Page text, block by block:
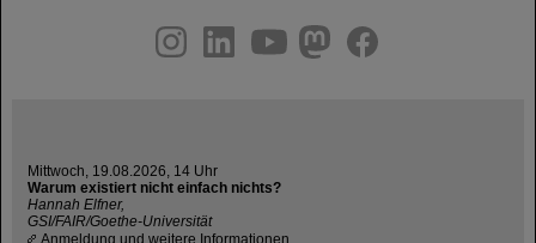
youtube
helmholtz.social
facebook
Mittwoch, 19.08.2026, 14 Uhr
Warum existiert nicht einfach nichts?
Hannah Elfner,
GSI/FAIR/Goethe-Universität
Anmeldung und weitere Informationen